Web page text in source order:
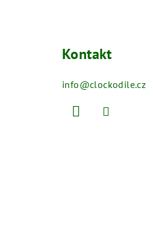
Kontakt
info@clockodile.cz